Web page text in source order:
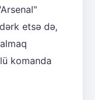
etsə də,
komanda